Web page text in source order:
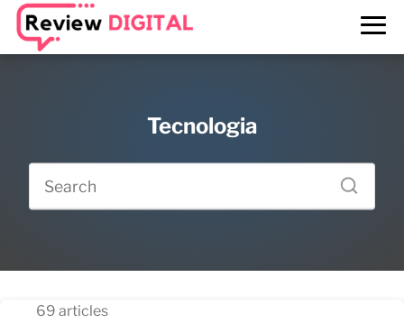
Tecnologia
69 articles